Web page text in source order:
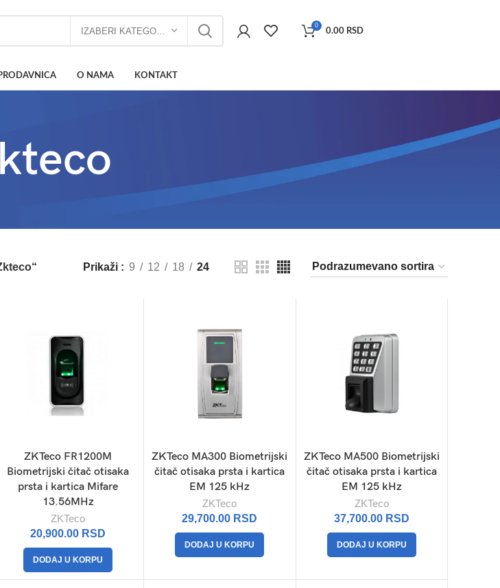
0
0.00 RSD
O NAMA KONTAKT
Prikaži 9 12 18 24
ZKTeco FR1200M
Biometrijski čitač otisaka
prsta i kartica Mifare
13.56MHz
ZKTeco
20,900.00 RSD
DODAJ U KORPU
ZKTeco MA300 Biometrijski
čitač otisaka prsta i kartica
EM 125 kHz
ZKTeco
29,700.00 RSD
DODAJ U KORPU
ZKTeco MA500 Biometrijski
čitač otisaka prsta i kartica
EM 125 kHz
ZKTeco
37,700.00 RSD
DODAJ U KORPU